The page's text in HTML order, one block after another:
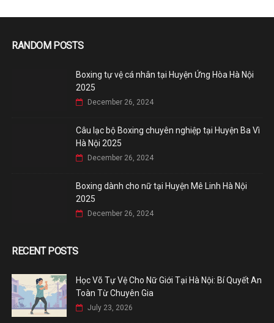
RANDOM POSTS
Boxing tự vệ cá nhân tại Huyện Ứng Hòa Hà Nội
2025
December 26, 2024
Câu lạc bộ Boxing chuyên nghiệp tại Huyện Ba Vì
Hà Nội 2025
December 26, 2024
Boxing dành cho nữ tại Huyện Mê Linh Hà Nội
2025
December 26, 2024
RECENT POSTS
Học Võ Tự Vệ Cho Nữ Giới Tại Hà Nội: Bí Quyết An
Toàn Từ Chuyên Gia
July 23, 2026